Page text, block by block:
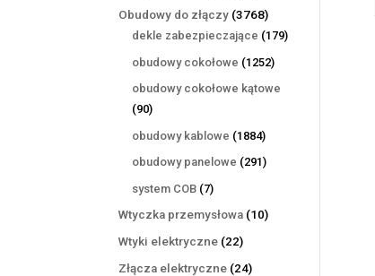
produktów
Obudowy do złączy 37683768
produktów
dekle zabezpieczające 179179
obudowy cokołowe 12521252
obudowy cokołowe kątowe
9090
produktów
obudowy kablowe 18841884
produkty
obudowy panelowe 291291
system COB 77
produktów
Wtyczka przemysłowa 1010
Wtyki elektryczne 2222
produkty
Złącza elektryczne 2424